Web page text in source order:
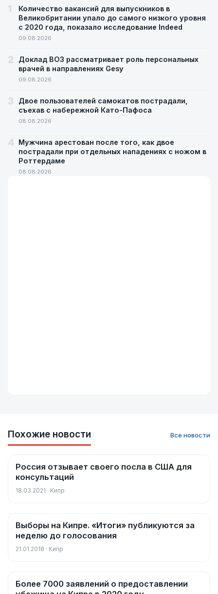
1
Количество вакансий для выпускников в
Великобритании упало до самого низкого уровня
с 2020 года, показало исследование Indeed
09.08.2026
2
Доклад ВОЗ рассматривает роль персональных
врачей в направлениях Gesy
09.08.2026
3
Двое пользователей самокатов пострадали,
съехав с набережной Като-Пафоса
08.08.2026
4
Мужчина арестован после того, как двое
пострадали при отдельных нападениях с ножом в
Роттердаме
08.08.2026
Похожие новости Все новости
Новости
Россия отзывает своего посла в США для
консультаций
18.03.2021 · Кипр
Новости
Выборы на Кипре. «Итоги» публикуются за
неделю до голосования
21.01.2018 · Кипр
Новости
Более 7000 заявлений о предоставлении